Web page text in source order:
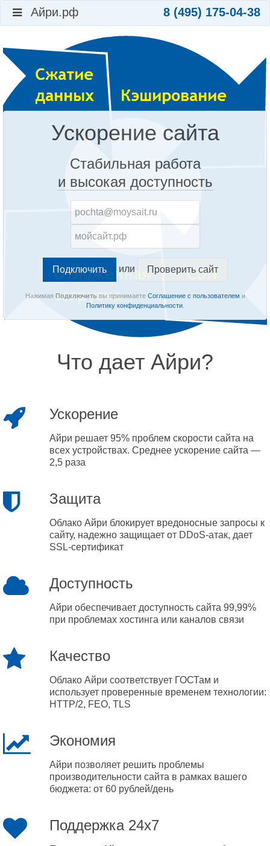
Айри.рф 8 (495) 175-04-38
Ускорение сайта
Стабильная работа
и высокая доступность
или Проверить сайт
Нажимая Подключитьвы принимаете Соглашение с пользователем и
Политику конфиденциальности.
Что дает Айри?
Ускорение
Айри решает 95% проблем скорости сайта на
всех устройствах. Среднее ускорение сайта —
2,5 раза
Защита
Облако Айри блокирует вредоносные запросы к
сайту, надежно защищает от DDoS-атак, дает
SSL-сертификат
Доступность
Айри обеспечивает доступность сайта 99,99%
при проблемах хостинга или каналов связи
Качество
Облако Айри соответствует ГОСТам и
использует проверенные временем технологии:
HTTP/2, FEO, TLS
Экономия
Айри позволяет решить проблемы
производительности сайта в рамках вашего
бюджета: от 60 рублей/день
Поддержка 24x7